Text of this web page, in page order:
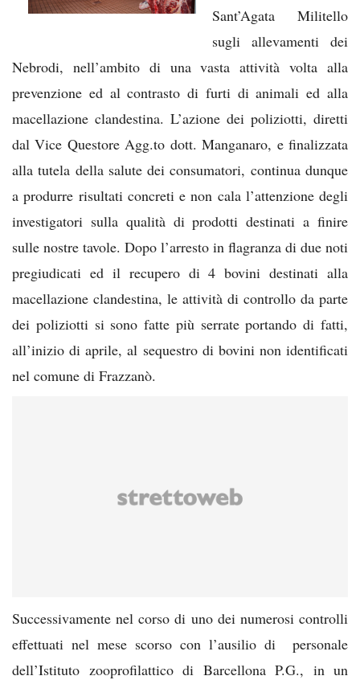
Sant’Agata Militello
sugli allevamenti dei
Nebrodi, nell’ambito di una vasta attività volta alla
prevenzione ed al contrasto di furti di animali ed alla
macellazione clandestina. L’azione dei poliziotti, diretti
dal Vice Questore Agg.to dott. Manganaro, e finalizzata
alla tutela della salute dei consumatori, continua dunque
a produrre risultati concreti e non cala l’attenzione degli
investigatori sulla qualità di prodotti destinati a finire
sulle nostre tavole. Dopo l’arresto in flagranza di due noti
pregiudicati ed il recupero di 4 bovini destinati alla
macellazione clandestina, le attività di controllo da parte
dei poliziotti si sono fatte più serrate portando di fatti,
all’inizio di aprile, al sequestro di bovini non identificati
nel comune di Frazzanò.
Successivamente nel corso di uno dei numerosi controlli
effettuati nel mese scorso con l’ausilio di personale
dell’Istituto zooprofilattico di Barcellona P.G., in un